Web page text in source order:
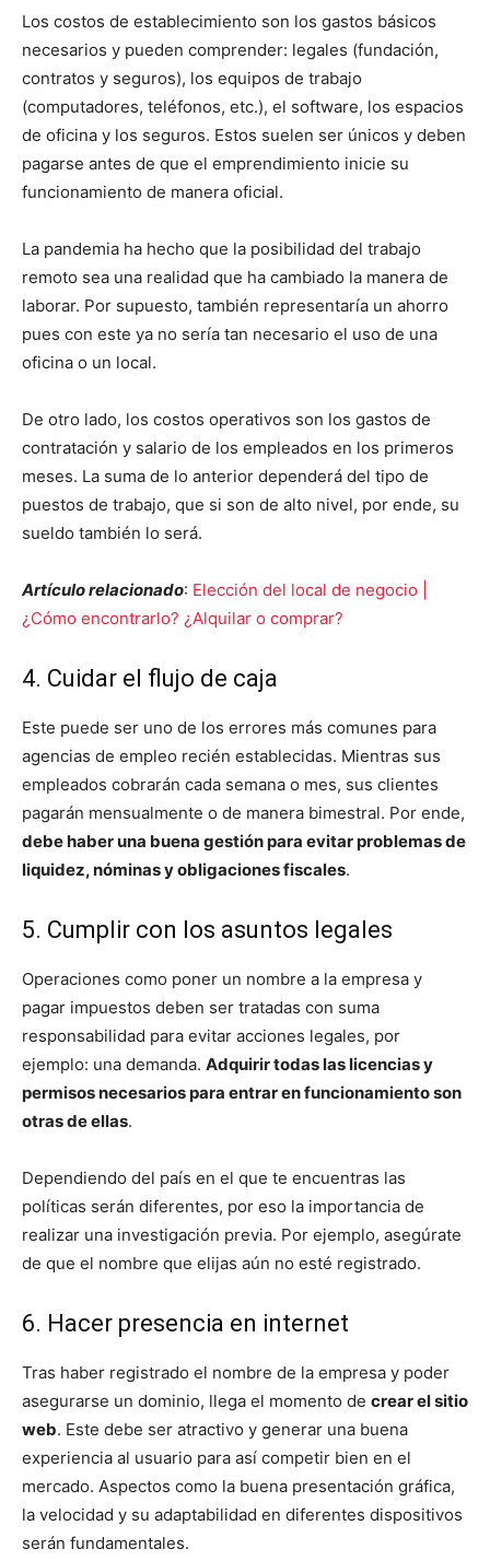
Los costos de establecimiento son los gastos básicos
necesarios y pueden comprender: legales (fundación,
contratos y seguros), los equipos de trabajo
(computadores, teléfonos, etc.), el software, los espacios
de oficina y los seguros. Estos suelen ser únicos y deben
pagarse antes de que el emprendimiento inicie su
funcionamiento de manera oficial.
La pandemia ha hecho que la posibilidad del trabajo
remoto sea una realidad que ha cambiado la manera de
laborar. Por supuesto, también representaría un ahorro
pues con este ya no sería tan necesario el uso de una
oficina o un local.
De otro lado, los costos operativos son los gastos de
contratación y salario de los empleados en los primeros
meses. La suma de lo anterior dependerá del tipo de
puestos de trabajo, que si son de alto nivel, por ende, su
sueldo también lo será.
Artículo relacionado: Elección del local de negocio |
¿Cómo encontrarlo? ¿Alquilar o comprar?
4. Cuidar el flujo de caja
Este puede ser uno de los errores más comunes para
agencias de empleo recién establecidas. Mientras sus
empleados cobrarán cada semana o mes, sus clientes
pagarán mensualmente o de manera bimestral. Por ende,
debe haber una buena gestión para evitar problemas de
liquidez, nóminas y obligaciones fiscales.
5. Cumplir con los asuntos legales
Operaciones como poner un nombre a la empresa y
pagar impuestos deben ser tratadas con suma
responsabilidad para evitar acciones legales, por
ejemplo: una demanda. Adquirir todas las licencias y
permisos necesarios para entrar en funcionamiento son
otras de ellas.
Dependiendo del país en el que te encuentras las
políticas serán diferentes, por eso la importancia de
realizar una investigación previa. Por ejemplo, asegúrate
de que el nombre que elijas aún no esté registrado.
6. Hacer presencia en internet
Tras haber registrado el nombre de la empresa y poder
asegurarse un dominio, llega el momento de crear el sitio
web. Este debe ser atractivo y generar una buena
experiencia al usuario para así competir bien en el
mercado. Aspectos como la buena presentación gráfica,
la velocidad y su adaptabilidad en diferentes dispositivos
serán fundamentales.